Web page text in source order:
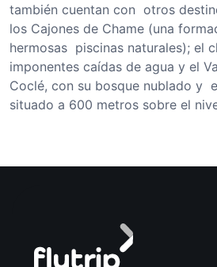
también cuentan con otros
los Cajones de Chame (una
hermosas piscinas naturales); el
imponentes caídas de agua y el
Coclé, con su bosque nublado y
situado a 600 metros sobre el